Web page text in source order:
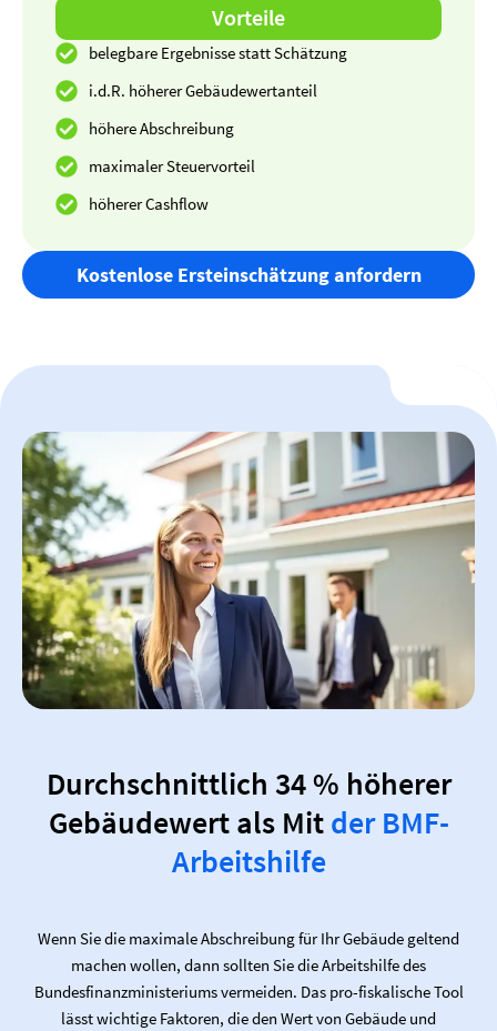
Vorteile
belegbare Ergebnisse statt Schätzung
i.d.R. höherer Gebäudewertanteil
höhere Abschreibung
maximaler Steuervorteil
höherer Cashflow
Kostenlose Ersteinschätzung anfordern
Durchschnittlich 34 % höherer
Gebäudewert als Mitder BMF-
Arbeitshilfe
Wenn Sie die maximale Abschreibung für Ihr Gebäude geltend
machen wollen, dann sollten Sie die Arbeitshilfe des
Bundesfinanzministeriums vermeiden. Das pro-fiskalische Tool
lässt wichtige Faktoren, die den Wert von Gebäude und